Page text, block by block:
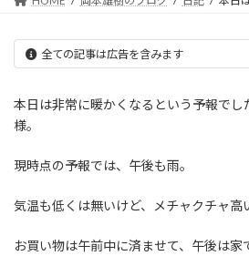
:
全ての記事は広告を含みます
本日は非常に暖かくなるという予報でし
様。
現時点の予報では、午後も雨。
気温も低くは無いけど、メチャクチャ高
お買い物は午前中に済ませて、午後は家